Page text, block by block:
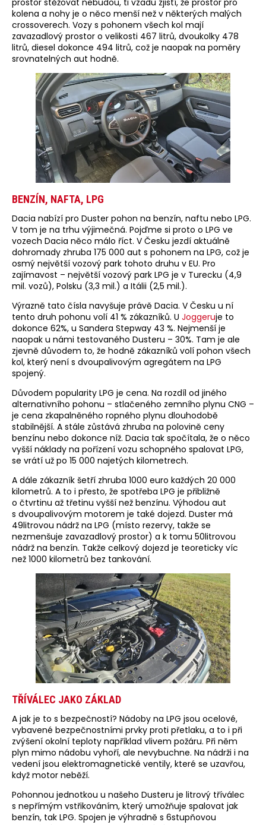
prostor stěžovat nebudou, ti vzadu zjistí, že prostor pro
kolena a nohy je o něco menší než v některých malých
crossoverech. Vozy s pohonem všech kol mají
zavazadlový prostor o velikosti 467 litrů, dvoukolky 478
litrů, diesel dokonce 494 litrů, což je naopak na poměry
srovnatelných aut hodně.
BENZÍN, NAFTA, LPG
Dacia nabízí pro Duster pohon na benzín, naftu nebo LPG.
V tom je na trhu výjimečná. Pojďme si proto o LPG ve
vozech Dacia něco málo říct. V Česku jezdí aktuálně
dohromady zhruba 175 000 aut s pohonem na LPG, což je
osmý největší vozový park tohoto druhu v EU. Pro
zajímavost – největší vozový park LPG je v Turecku (4,9
mil. vozů), Polsku (3,3 mil.) a Itálii (2,5 mil.).
Výrazně tato čísla navyšuje právě Dacia. V Česku u ní
tento druh pohonu volí 41 % zákazníků. U Joggeruje to
dokonce 62%, u Sandera Stepway 43 %. Nejmenší je
naopak u námi testovaného Dusteru – 30%. Tam je ale
zjevně důvodem to, že hodně zákazníků volí pohon všech
kol, který není s dvoupalivovým agregátem na LPG
spojený.
Důvodem popularity LPG je cena. Na rozdíl od jiného
alternativního pohonu – stlačeného zemního plynu CNG –
je cena zkapalněného ropného plynu dlouhodobě
stabilnější. A stále zůstává zhruba na polovině ceny
benzínu nebo dokonce níž. Dacia tak spočítala, že o něco
vyšší náklady na pořízení vozu schopného spalovat LPG,
se vrátí už po 15 000 najetých kilometrech.
A dále zákazník šetří zhruba 1000 euro každých 20 000
kilometrů. A to i přesto, že spotřeba LPG je přibližně
o čtvrtinu až třetinu vyšší než benzínu. Výhodou aut
s dvoupalivovým motorem je také dojezd. Duster má
49litrovou nádrž na LPG (místo rezervy, takže se
nezmenšuje zavazadlový prostor) a k tomu 50litrovou
nádrž na benzín. Takže celkový dojezd je teoreticky víc
než 1000 kilometrů bez tankování.
TŘÍVÁLEC JAKO ZÁKLAD
A jak je to s bezpečností? Nádoby na LPG jsou ocelové,
vybavené bezpečnostními prvky proti přetlaku, a to i při
zvýšení okolní teploty například vlivem požáru. Při něm
plyn mimo nádobu vyhoří, ale nevybuchne. Na nádrži i na
vedení jsou elektromagnetické ventily, které se uzavřou,
když motor neběží.
Pohonnou jednotkou u našeho Dusteru je litrový tříválec
s nepřímým vstřikováním, který umožňuje spalovat jak
benzín, tak LPG. Spojen je výhradně s 6stupňovou